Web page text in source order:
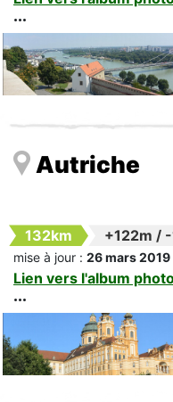
Autriche
132km +122m /
mise à jour : 26 mars 2019
Lien vers l'album